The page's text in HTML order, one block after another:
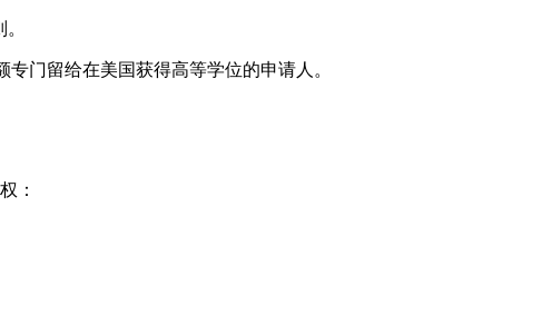
门留给在美国获得高等学位的申请人。
：